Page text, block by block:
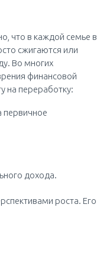
что в каждой семье в
сжигаются или
Во многих
финансовой
на переработку:
первичное
дохода.
роста. Его